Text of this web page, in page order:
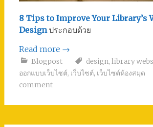
8 Tips to Improve Your Library’s
Designประกอบด้วย
Read more →
Blogpost design, library
ออกแบบเว็บไซต์, เว็บไซต์, เว็บไซต์ห้องสมุด
comment